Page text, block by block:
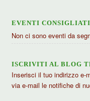
EVENTI
Non ci sono eventi da
ISCRIVITI AL BLOG
Inserisci il tuo indirizzo e-
via e-mail le notifiche di